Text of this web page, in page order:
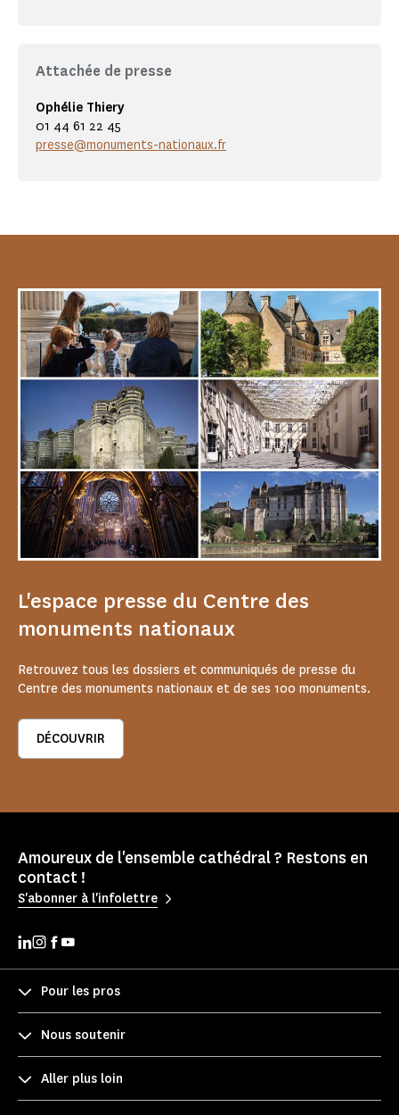
Attachée de presse
Ophélie Thiery
01 44 61 22 45
presse@monuments-nationaux.fr
L'espace presse du Centre des
monuments nationaux
Retrouvez tous les dossiers et communiqués de presse du
Centre des monuments nationaux et de ses 100 monuments.
DÉCOUVRIR
Amoureux de l'ensemble cathédral ? Restons en
contact !
S'abonner à l'infolettre
Pour les pros
Nous soutenir
Aller plus loin